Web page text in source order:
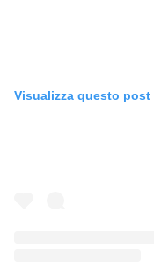
Visualizza questo post